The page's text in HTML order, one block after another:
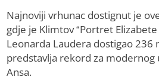
Najnoviji vrhunac dostignut je
gdje je Klimtov “Portret
Leonarda Laudera dostigao 236
predstavlja rekord za
Ansa.